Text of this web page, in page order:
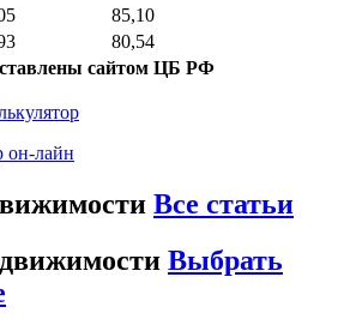
85,10
80,54
сайтом ЦБ РФ
он-лайн
Все статьи
Выбрать